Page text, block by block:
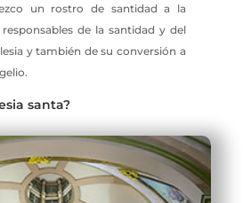
un rostro de santidad a la
responsables de la santidad y del
y también de su conversión a
santa?